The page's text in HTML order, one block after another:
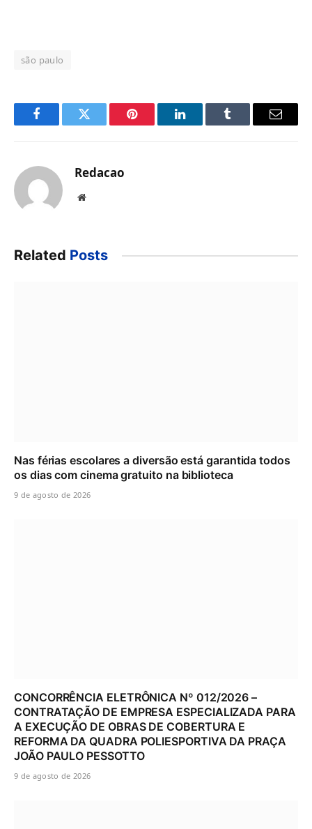
são paulo
FacebookTwitter Pinterest LinkedInTumblr Email
Redacao
Website
Related Posts
Nas férias escolares a diversão está garantida todos
os dias com cinema gratuito na biblioteca
9 de agosto de 2026
CONCORRÊNCIA ELETRÔNICA Nº 012/2026 –
CONTRATAÇÃO DE EMPRESA ESPECIALIZADA PARA
A EXECUÇÃO DE OBRAS DE COBERTURA E
REFORMA DA QUADRA POLIESPORTIVA DA PRAÇA
JOÃO PAULO PESSOTTO
9 de agosto de 2026